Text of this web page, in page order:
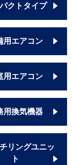
クトタイプ
用エアコン
用エアコン
用換気機器
リングユニッ
ト